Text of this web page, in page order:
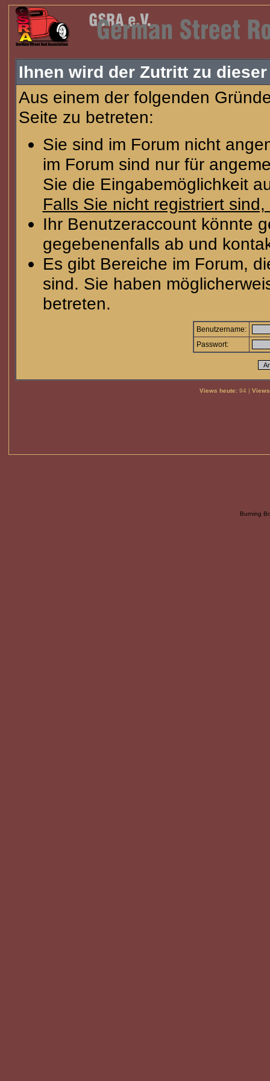
Ihnen wird der Zutritt zu
Aus einem der folgenden
Seite zu betreten:
Sie sind im Forum nicht
im Forum sind nur für
Sie die Eingabemöglichkeit
Falls Sie nicht registriert
Ihr Benutzeraccount könnte
gegebenenfalls ab und
Es gibt Bereiche im Forum,
sind. Sie haben
betreten.
Benutzername:
Passwort:
Views heute: 94 |
Burning